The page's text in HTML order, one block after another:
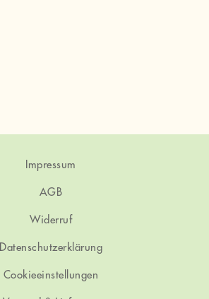
Impressum
AGB
Widerruf
Datenschutzerklärung
Cookieeinstellungen